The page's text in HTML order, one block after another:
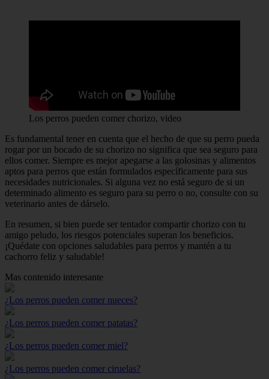
Los perros pueden comer chorizo, video
Es fundamental tener en cuenta que el hecho de que su perro pueda
rogar por un bocado de su chorizo no significa que sea seguro para
ellos comer. Siempre es mejor apegarse a las golosinas y alimentos
aptos para perros que están formulados específicamente para sus
necesidades nutricionales. Si alguna vez no está seguro de si un
determinado alimento es seguro para su perro o no, consulte con su
veterinario antes de dárselo.
En resumen, si bien puede ser tentador compartir chorizo con tu
amigo peludo, los riesgos potenciales superan los beneficios.
¡Quédate con opciones saludables para perros y mantén a tu
cachorro feliz y saludable!
Mas contenido interesante
¿Los perros pueden comer nueces?
¿Los perros pueden comer patatas?
¿Los perros pueden comer miel?
¿Los perros pueden comer ciruelas?